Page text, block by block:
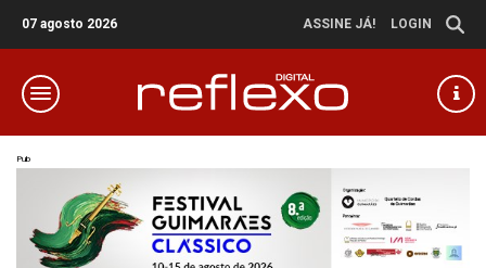
07 agosto 2026 ASSINE JÁ! LOGIN
Pub